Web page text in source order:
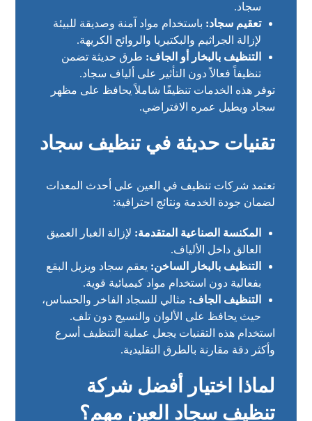
سجاد.
تعقيم سجاد: باستخدام مواد آمنة وصديقة للبيئة
لإزالة الجراثيم والبكتيريا والروائح الكريهة.
التنظيف بالبخار أو الجاف: طرق حديثة تضمن
تنظيفاً فعالاً دون التأثير على ألياف سجاد.
توفر هذه الخدمات تنظيفًا شاملاً يحافظ على مظهر
سجاد ويطيل عمره الافتراضي.
تقنيات حديثة في تنظيف سجاد
تعتمد شركات تنظيف في العين على أحدث المعدات
لضمان جودة الخدمة ونتائج احترافية:
المكنسة الصناعية المتقدمة: لإزالة الغبار العميق
العالق داخل الألياف.
التنظيف بالبخار الساخن: يعقم سجاد ويزيل البقع
بفعالية دون استخدام مواد كيميائية قوية.
التنظيف الجاف: مثالي للسجاد الفاخر والحساس،
حيث يحافظ على الألوان والنسيج دون تلف.
استخدام هذه التقنيات يجعل عملية التنظيف أسرع
وأكثر دقة مقارنة بالطرق التقليدية.
لماذا اختيار أفضل شركة
تنظيف سجاد العين مهم؟